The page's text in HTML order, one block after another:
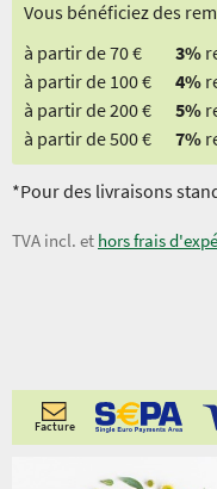
Vous bénéficiez des
à partir de 70 €
3%
à partir de 100 €
4%
à partir de 200 €
5%
à partir de 500 €
7%
*Pour des livraisons
TVA incl. et hors frais
Facture